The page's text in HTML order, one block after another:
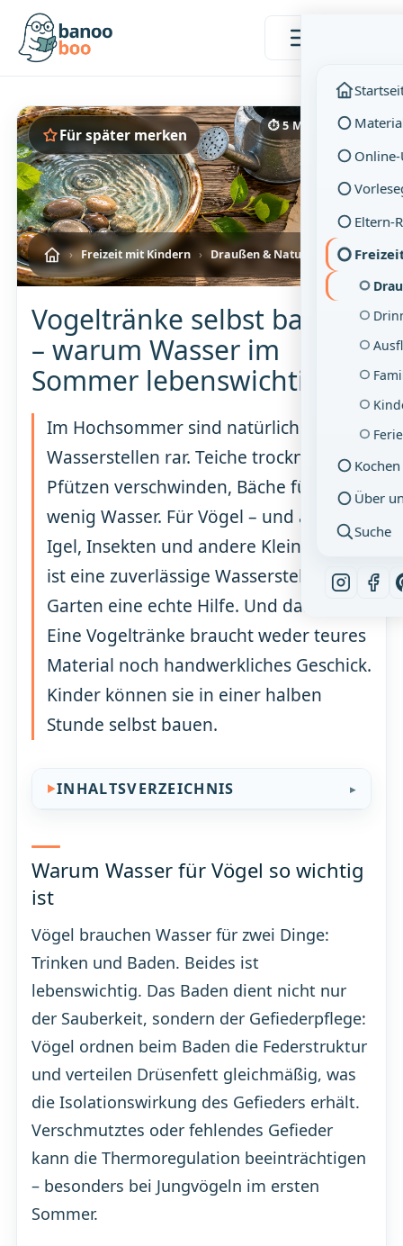
Eltern-
Über
Suche
› Freizeit mit Kindern › Draußen & Natur
⏱ 5 Min. Lesezeit
Für später merken
Vogeltränke selbst bauen
– warum Wasser im
Sommer lebenswichtig ist
Im Hochsommer sind natürliche
Wasserstellen rar. Teiche trocknen aus,
Pfützen verschwinden, Bäche führen
wenig Wasser. Für Vögel – und auch für
Igel, Insekten und andere Kleintiere –
ist eine zuverlässige Wasserstelle im
Garten eine echte Hilfe. Und das Beste:
Eine Vogeltränke braucht weder teures
Material noch handwerkliches Geschick.
Kinder können sie in einer halben
Stunde selbst bauen.
INHALTSVERZEICHNIS
Warum Wasser für Vögel so wichtig
ist
Vögel brauchen Wasser für zwei Dinge:
Trinken und Baden. Beides ist
lebenswichtig. Das Baden dient nicht nur
der Sauberkeit, sondern der Gefiederpflege:
Vögel ordnen beim Baden die Federstruktur
und verteilen Drüsenfett gleichmäßig, was
die Isolationswirkung des Gefieders erhält.
Verschmutztes oder fehlendes Gefieder
kann die Thermoregulation beeinträchtigen
– besonders bei Jungvögeln im ersten
Sommer.